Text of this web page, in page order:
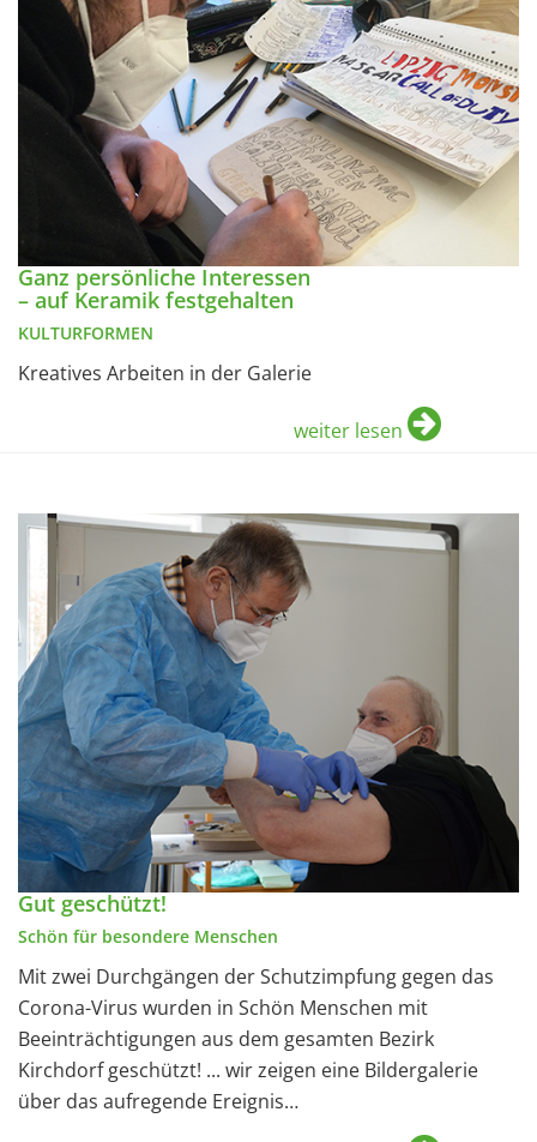
Ganz persönliche Interessen
– auf Keramik festgehalten
KULTURFORMEN
Kreatives Arbeiten in der Galerie
weiter lesen
Gut geschützt!
Schön für besondere Menschen
Mit zwei Durchgängen der Schutzimpfung gegen das
Corona-Virus wurden in Schön Menschen mit
Beeinträchtigungen aus dem gesamten Bezirk
Kirchdorf geschützt! ... wir zeigen eine Bildergalerie
über das aufregende Ereignis…